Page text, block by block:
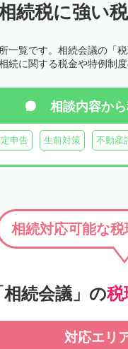
続税に強い
一覧です。相続会議の「
続に関する税金や特例制
相談内容から
申告 生前対策 不動産
相続会議」の税
相続対応可能な
対応エリ